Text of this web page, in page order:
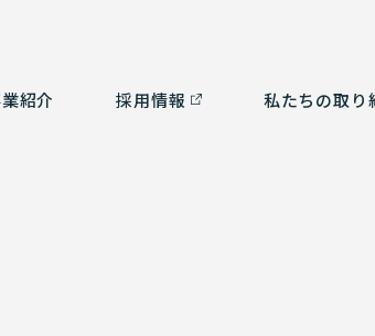
紹介 採⽤情報 私たちの取り